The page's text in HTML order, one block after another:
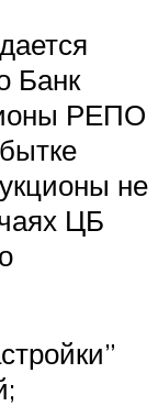
Банк
РЕПО
не
ЦБ